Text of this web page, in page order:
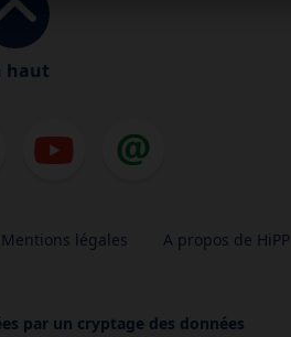
haut
Mentions légales A propos de HiPP
par un cryptage des données